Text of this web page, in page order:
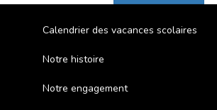
Calendrier des vacances scolaires
Notre histoire
Notre engagement